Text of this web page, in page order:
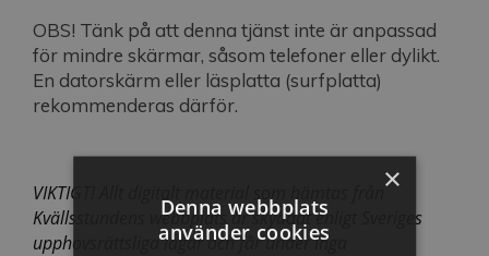
OBS! Tänk på att denna tjänst inte är anpassad
för mindre skärmar, såsom telefoner eller dylikt.
En datorskärm eller läsplatta (surfplatta)
rekommenderas därför.
VIKTIGT! Allt digitalt material som hämtas från
Kvällsstundens webbplats är skyddat enligt Sveriges
upphovsrättsliga lagar och får under inga
×
Denna webbplats
använder cookies